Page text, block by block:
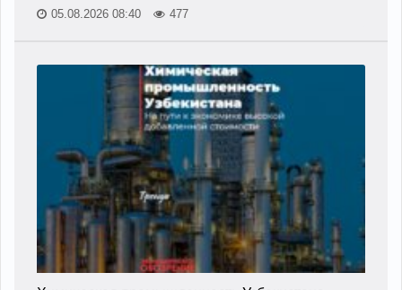
05.08.2026 08:40 477